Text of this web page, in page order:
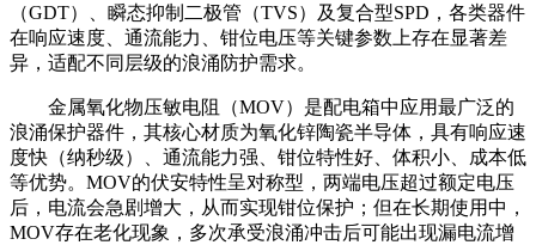
（GDT）、瞬态抑制二极管（TVS）及复合型SPD，各类器件
在响应速度、通流能力、钳位电压等关键参数上存在显著差
异，适配不同层级的浪涌防护需求。
金属氧化物压敏电阻（MOV）是配电箱中应用最广泛的
浪涌保护器件，其核心材质为氧化锌陶瓷半导体，具有响应速
度快（纳秒级）、通流能力强、钳位特性好、体积小、成本低
等优势。MOV的伏安特性呈对称型，两端电压超过额定电压
后，电流会急剧增大，从而实现钳位保护；但在长期使用中，
MOV存在老化现象，多次承受浪涌冲击后可能出现漏电流增